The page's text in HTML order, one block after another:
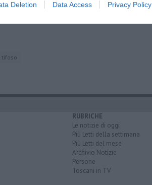
Deletion Data Access Privacy Policy
tifoso
RUBRICHE
Le notizie di oggi
Più Letti della settimana
Più Letti del mese
Archivio Notizie
Persone
Toscani in TV